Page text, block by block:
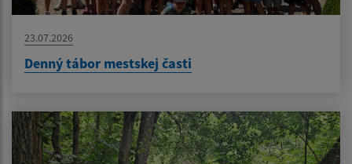
23.07.2026
Denný tábor mestskej časti